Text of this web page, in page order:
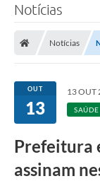
Notícias
Notícias
OUT
13
13 OUT
SAÚDE
Prefeitura
assinam